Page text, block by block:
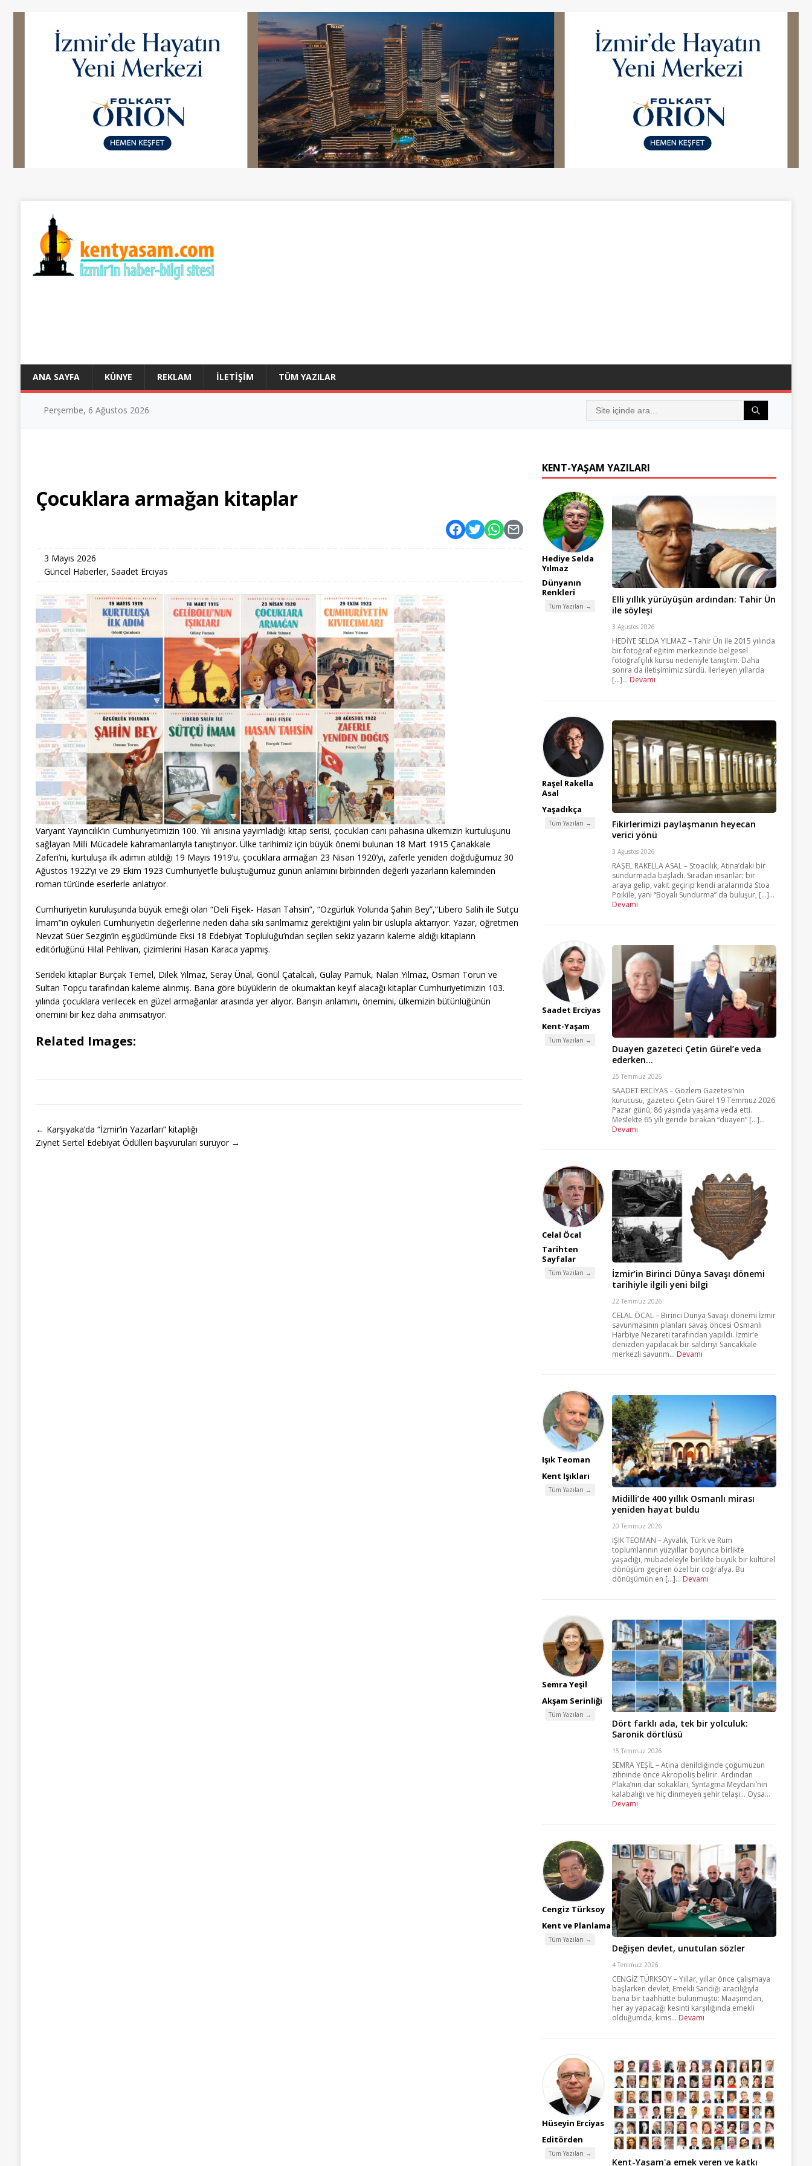
ANA SAYFA KÜNYE REKLAM İLETIŞIM TÜM YAZILAR
Perşembe, 6 Ağustos 2026
Çocuklara armağan kitaplar
3 Mayıs 2026
Güncel Haberler, Saadet Erciyas
Varyant Yayıncılık’ın Cumhuriyetimizin 100. Yılı anısına yayımladığı kitap serisi, çocukları canı pahasına ülkemizin kurtuluşunu
sağlayan Milli Mücadele kahramanlarıyla tanıştırıyor. Ülke tarihimiz için büyük önemi bulunan 18 Mart 1915 Çanakkale
Zaferi’ni, kurtuluşa ilk adımın atıldığı 19 Mayıs 1919’u, çocuklara armağan 23 Nisan 1920’yi, zaferle yeniden doğduğumuz 30
Ağustos 1922’yi ve 29 Ekim 1923 Cumhuriyet’le buluştuğumuz günün anlamını birbirinden değerli yazarların kaleminden
roman türünde eserlerle anlatıyor.
Cumhuriyetin kuruluşunda büyük emeği olan “Deli Fişek- Hasan Tahsin”, “Özgürlük Yolunda Şahin Bey”,”Libero Salih ile Sütçü
İmam”ın öyküleri Cumhuriyetin değerlerine neden daha sıkı sarılmamız gerektiğini yalın bir üslupla aktarıyor. Yazar, öğretmen
Nevzat Süer Sezgin’in eşgüdümünde Eksi 18 Edebiyat Topluluğu’ndan seçilen sekiz yazarın kaleme aldığı kitapların
editörlüğünü Hilal Pehlivan, çizimlerini Hasan Karaca yapmış.
Serideki kitaplar Burçak Temel, Dilek Yılmaz, Seray Ünal, Gönül Çatalcalı, Gülay Pamuk, Nalan Yılmaz, Osman Torun ve
Sultan Topçu tarafından kaleme alınmış. Bana göre büyüklerin de okumaktan keyif alacağı kitaplar Cumhuriyetimizin 103.
yılında çocuklara verilecek en güzel armağanlar arasında yer alıyor. Barışın anlamını, önemini, ülkemizin bütünlüğünün
önemini bir kez daha anımsatıyor.
Related Images:
← Karşıyaka’da “İzmir’in Yazarları” kitaplığı
Ziynet Sertel Edebiyat Ödülleri başvuruları sürüyor →
KENT-YAŞAM YAZILARI
Hediye Selda
Yılmaz
Dünyanın
Renkleri
Tüm Yazıları →
Elli yıllık yürüyüşün ardından: Tahir Ün
ile söyleşi
3 Ağustos 2026
HEDİYE SELDA YILMAZ – Tahir Ün ile 2015 yılında
bir fotoğraf eğitim merkezinde belgesel
fotoğrafçılık kursu nedeniyle tanıştım. Daha
sonra da iletişimimiz sürdü. İlerleyen yıllarda
[...]... Devamı
Raşel Rakella
Asal
Yaşadıkça
Tüm Yazıları →
Fikirlerimizi paylaşmanın heyecan
verici yönü
3 Ağustos 2026
RAŞEL RAKELLA ASAL – Stoacılık, Atina’daki bir
sundurmada başladı. Sıradan insanlar; bir
araya gelip, vakit geçirip kendi aralarında Stoa
Poikile, yani “Boyalı Sundurma” da buluşur, [...]...
Devamı
Saadet Erciyas
Kent-Yaşam
Tüm Yazıları →
Duayen gazeteci Çetin Gürel’e veda
ederken…
25 Temmuz 2026
SAADET ERCİYAS – Gözlem Gazetesi’nin
kurucusu, gazeteci Çetin Gürel 19 Temmuz 2026
Pazar günü, 86 yaşında yaşama veda etti.
Meslekte 65 yılı geride bırakan “duayen” [...]...
Devamı
Celal Öcal
Tarihten
Sayfalar
Tüm Yazıları →
İzmir’in Birinci Dünya Savaşı dönemi
tarihiyle ilgili yeni bilgi
22 Temmuz 2026
CELAL ÖCAL – Birinci Dünya Savaşı dönemi İzmir
savunmasının planları savaş öncesi Osmanlı
Harbiye Nezareti tarafından yapıldı. İzmir’e
denizden yapılacak bir saldırıyı Sancakkale
merkezli savunm... Devamı
Işık Teoman
Kent Işıkları
Tüm Yazıları →
Midilli’de 400 yıllık Osmanlı mirası
yeniden hayat buldu
20 Temmuz 2026
IŞIK TEOMAN – Ayvalık, Türk ve Rum
toplumlarının yüzyıllar boyunca birlikte
yaşadığı, mübadeleyle birlikte büyük bir kültürel
dönüşüm geçiren özel bir coğrafya. Bu
dönüşümün en [...]... Devamı
Semra Yeşil
Akşam Serinliği
Tüm Yazıları →
Dört farklı ada, tek bir yolculuk:
Saronik dörtlüsü
15 Temmuz 2026
SEMRA YEŞİL – Atina denildiğinde çoğumuzun
zihninde önce Akropolis belirir. Ardından
Plaka’nın dar sokakları, Syntagma Meydanı’nın
kalabalığı ve hiç dinmeyen şehir telaşı… Oysa...
Devamı
Cengiz Türksoy
Kent ve Planlama
Tüm Yazıları →
Değişen devlet, unutulan sözler
4 Temmuz 2026
CENGİZ TÜRKSOY – Yıllar, yıllar önce çalışmaya
başlarken devlet, Emekli Sandığı aracılığıyla
bana bir taahhütte bulunmuştu: Maaşımdan,
her ay yapacağı kesinti karşılığında emekli
olduğumda, kims... Devamı
Hüseyin Erciyas
Editörden
Tüm Yazıları →
Kent-Yaşam'a emek veren ve katkı